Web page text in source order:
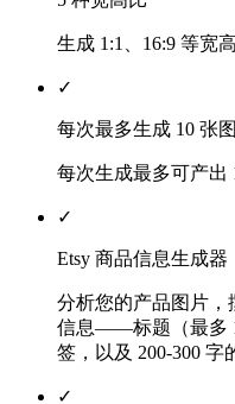
生成 1:1、16:9 等宽
✓
每次最多生成 10 张
每次生成最多可产出
✓
Etsy 商品信息生成器
分析您的产品图片，
信息——标题（最多
签，以及 200-300 字
✓